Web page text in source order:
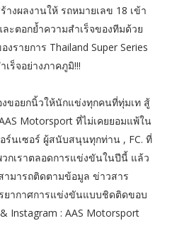
งผลงานให้ รถหมายเลข 18 เข้า
ะตอกย้ำความสำเร็จของทีมด้วย
รายการ Thailand Super Series
เร็จอย่างภาคภูมิ!!!
ขอยกนิ้วให้นักแข่งทุกคนที่ทุ่มเท สู้
Motorsport ที่ไม่เคยยอมแพ้ใน
นเซอร์ ผู้สนับสนุนทุกท่าน , FC. ที่
กเราตลอดการแข่งขันในปีนี้ แล้ว
ามารถติดตามข้อมูล ข่าวสาร
ยากาศการแข่งขันแบบชิดติดขอบ
Instagram : AAS Motorsport